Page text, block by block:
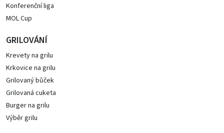
Konferenční liga
MOL Cup
GRILOVÁNÍ
Krevety na grilu
Krkovice na grilu
Grilovaný bůček
Grilovaná cuketa
Burger na grilu
Výběr grilu